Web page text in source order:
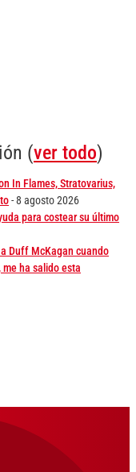
(ver todo)
In Flames, Stratovarius,
- 8 agosto 2026
para costear su último
Duff McKagan cuando
ha salido esta